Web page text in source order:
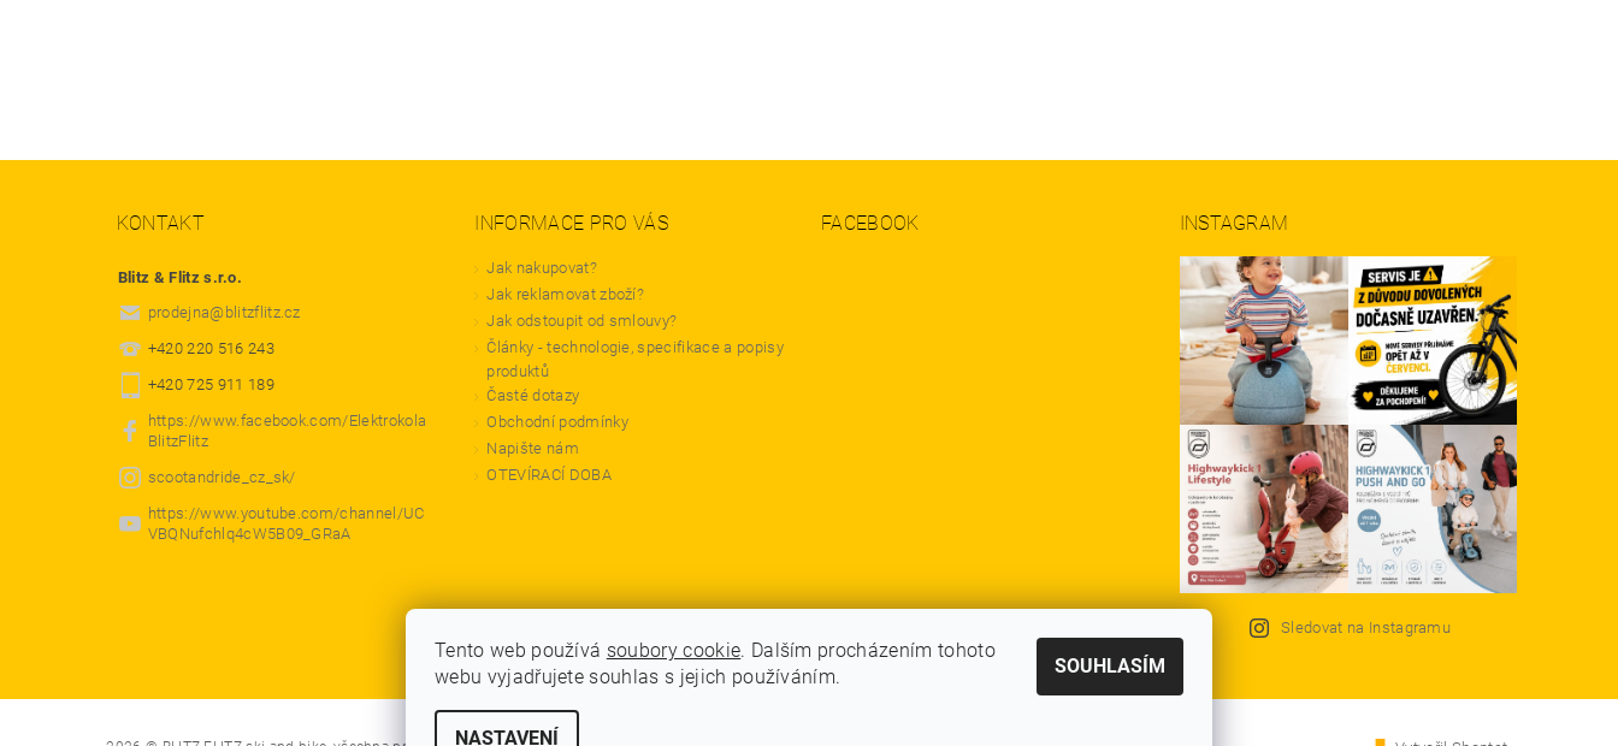
KONTAKT
Blitz & Flitz s.r.o.
prodejna@ blitzflitz.cz
+420 220 516 243
+420 725 911 189
https://www.facebook.com/Elektrokola
BlitzFlitz
scootandride_cz_sk/
https://www.youtube.com/channel/UC
VBQNufchlq4cW5B09_GRaA
INFORMACE PRO VÁS
Jak nakupovat?
Jak reklamovat zboží?
Jak odstoupit od smlouvy?
Články - technologie, specifikace a popisy
produktů
Časté dotazy
Obchodní podmínky
Napište nám
OTEVÍRACÍ DOBA
FACEBOOK INSTAGRAM
Sledovat na Instagramu
GDPR - Souhlas se zpracováním osobních údajů
Tento web používá soubory cookie. Dalším procházením tohoto
webu vyjadřujete souhlas s jejich používáním.
NASTAVENÍ
SOUHLASÍM